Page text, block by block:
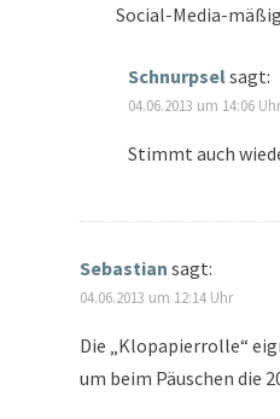
Social-Media-
Schnurpselsagt:
04.06.2013 um 14:06 Uhr
Stimmt auch
Sebastian sagt:
04.06.2013 um 12:14 Uhr
Die „Klopapierrolle“
um beim Päuschen die